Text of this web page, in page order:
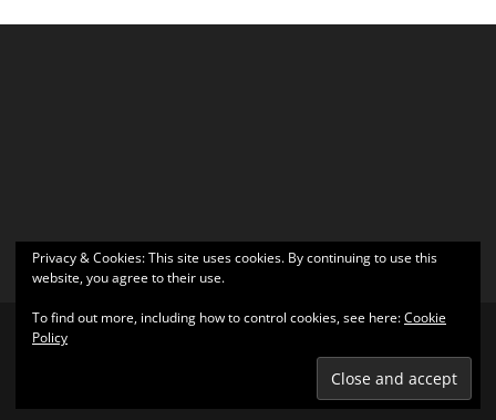
| Υποστηρίζεται από
Privacy & Cookies: This site uses cookies. By continuing to use this
website, you agree to their use.
To find out more, including how to control cookies, see here:Cookie
Policy